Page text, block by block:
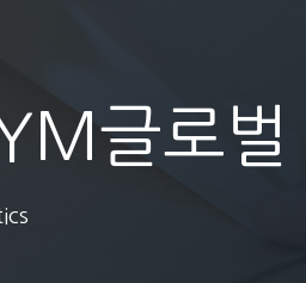
글로벌